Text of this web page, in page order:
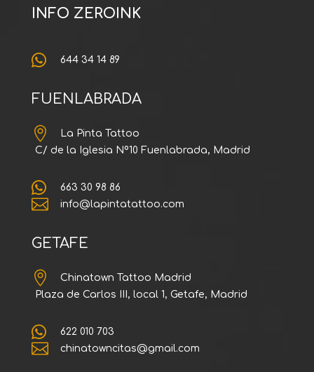
INFO ZEROINK
 644 34 14 89
FUENLABRADA

La Pinta Tattoo
C/ de la Iglesia Nº10 Fuenlabrada, Madrid
 663 30 98 86
 info@lapintatattoo.com
GETAFE

Chinatown Tattoo Madrid
Plaza de Carlos III, local 1, Getafe, Madrid
 622 010 703
 chinatowncitas@gmail.com